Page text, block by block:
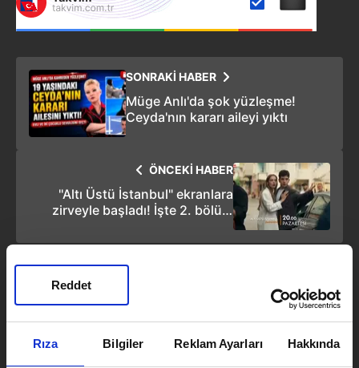
Rıza Bilgiler Reklam Ayarları Hakkında
Reddet
SONRAKİ HABER
Müge Anlı'da şok yüzleşme!
Ceyda'nın kararı aileyi yıktı
ÖNCEKİ HABER
''Altı Üstü İstanbul" ekranlara
zirveyle başladı! İşte 2. bölüm
Takvim.com.tr Televizyon